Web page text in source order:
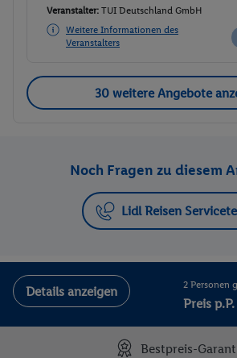
Veranstalter: TUI Deutschland GmbH
Weitere Informationen des
Veranstalters
30 weitere Angebote
Noch Fragen zu diesem
Lidl Reisen
Details anzeigen 2 Personen
Preis
Bestpreis-